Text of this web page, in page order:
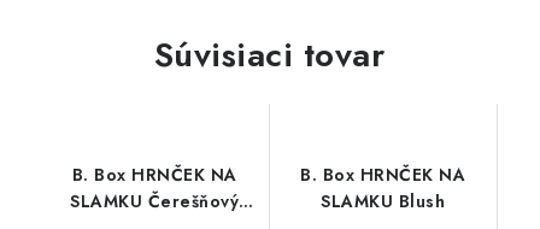
Súvisiaci tovar
B. Box HRNČEK NA
SLAMKU Čerešňový
B. Box HRNČEK NA
SLAMKU Blush